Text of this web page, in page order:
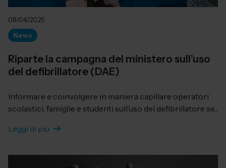
08/04/2025
News
Riparte la campagna del ministero sull’uso
del defibrillatore (DAE)
Informare e coinvolgere in maniera capillare operatori
scolastici, famiglie e studenti sull’uso del defibrillatore se...
Leggi di più